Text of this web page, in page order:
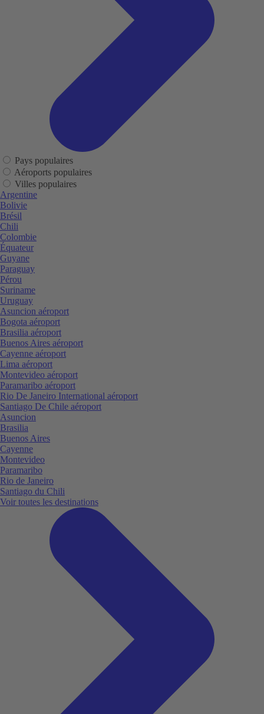
Pays populaires
Aéroports populaires
Villes populaires
Argentine
Bolivie
Brésil
Chili
Colombie
Équateur
Guyane
Paraguay
Pérou
Suriname
Uruguay
Asuncion aéroport
Bogota aéroport
Brasilia aéroport
Buenos Aires aéroport
Cayenne aéroport
Lima aéroport
Montevideo aéroport
Paramaribo aéroport
Rio De Janeiro International aéroport
Santiago De Chile aéroport
Asuncion
Brasilia
Buenos Aires
Cayenne
Montevideo
Paramaribo
Rio de Janeiro
Santiago du Chili
Voir toutes les destinations